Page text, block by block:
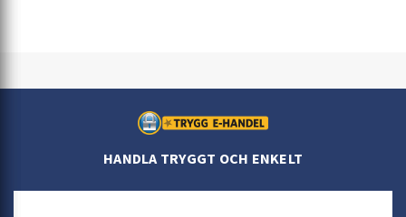
HANDLA TRYGGT OCH ENKELT